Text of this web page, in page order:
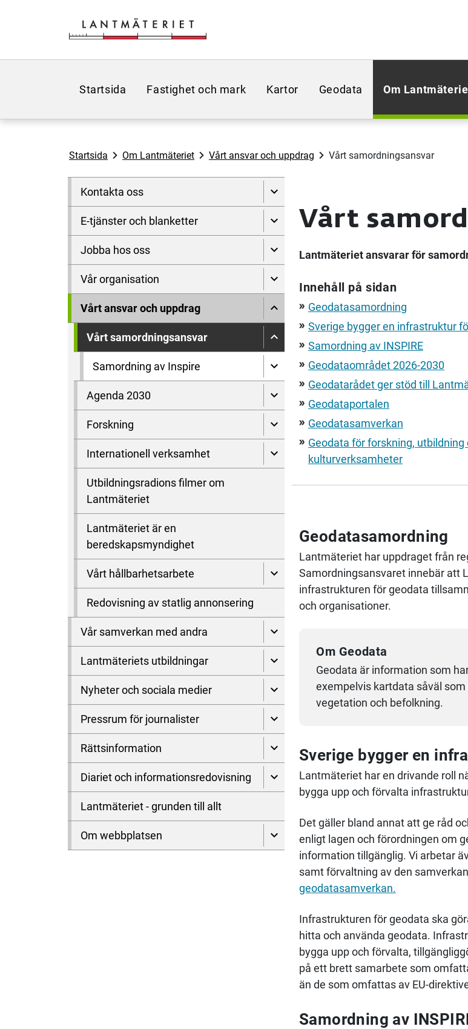
Startsida Fastighet och mark Kartor Geodata Om
Startsida Om Lantmäteriet Vårt ansvar och uppdrag Vårt samordningsansvar
Kontakta oss
E-tjänster och blanketter
Jobba hos oss
Vår organisation
Vårt ansvar och uppdrag
Vårt samordningsansvar
Samordning av Inspire
Agenda 2030
Forskning
Internationell verksamhet
Utbildningsradions filmer om
Lantmäteriet
Lantmäteriet är en
beredskapsmyndighet
Vårt hållbarhetsarbete
Redovisning av statlig annonsering
Vår samverkan med andra
Lantmäteriets utbildningar
Nyheter och sociala medier
Pressrum för journalister
Rättsinformation
Diariet och informationsredovisning
Lantmäteriet - grunden till allt
Om webbplatsen
Vårt
Lantmäteriet ansvarar för
Innehåll på sidan
double_arrow Geodatasamordning
double_arrow Sverige bygger en infrastruktur
double_arrow Samordning av INSPIRE
double_arrow Geodataområdet 2026-2030
double_arrow Geodatarådet ger stöd till
double_arrow Geodataportalen
double_arrow Geodatasamverkan
double_arrow Geodata för forskning, utbildning
kulturverksamheter
Geodatasamordning
Lantmäteriet har uppdraget från
Samordningsansvaret innebär att
infrastrukturen för geodata
och organisationer.
Om Geodata
Geodata är information som
exempelvis kartdata såväl
vegetation och befolkning.
Sverige bygger en
Lantmäteriet har en drivande roll
bygga upp och förvalta
Det gäller bland annat att ge råd
enligt lagen och förordningen om
information tillgänglig. Vi arbetar
samt förvaltning av den
geodatasamverkan.
Infrastrukturen för geodata ska
hitta och använda geodata.
bygga upp och förvalta,
på ett brett samarbete som
än de som omfattas av EU-
Samordning av